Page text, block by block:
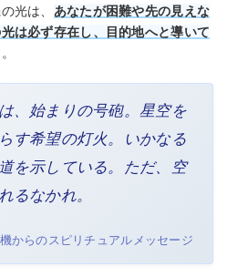
光は、 あなたが困難や先の見えな
は必ず存在し、目的地へと導いて
、始まりの号砲。星空を
す希望の灯火。いかなる
を示している。ただ、空
るなかれ。
からのスピリチュアルメッセージ